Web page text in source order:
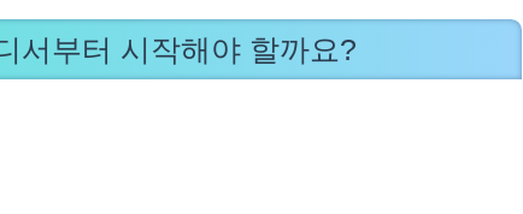
서부터 시작해야 할까요?